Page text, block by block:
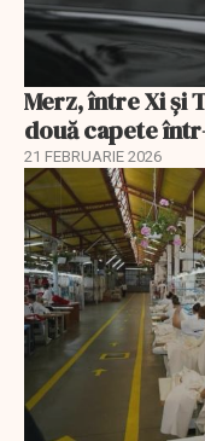
Merz, între Xi și
două capete
21 FEBRUARIE 2026